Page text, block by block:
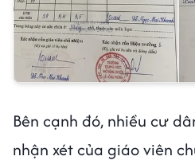
Bên cạnh đó, nhiều cư
nhận xét của giáo viên